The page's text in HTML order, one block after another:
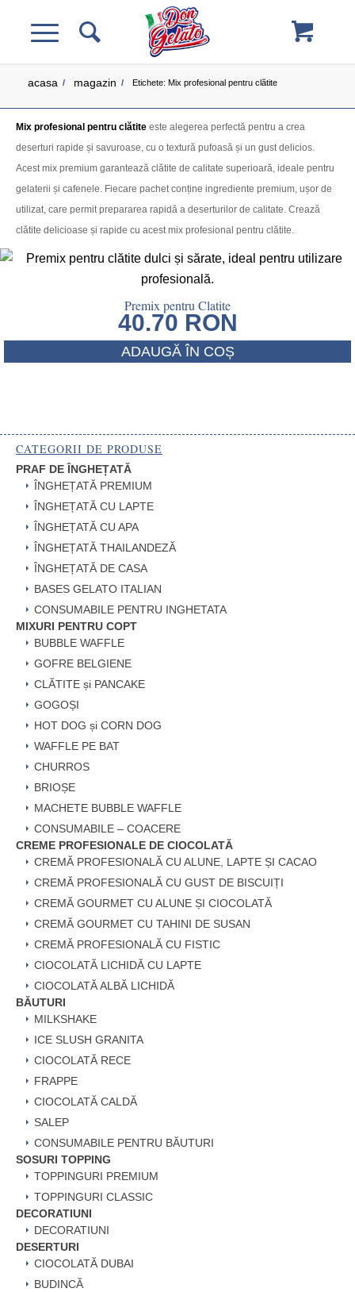
acasa / magazin / Etichete: Mix profesional pentru clătite
Mix profesional pentru clătite este alegerea perfectă pentru a crea
deserturi rapide și savuroase, cu o textură pufoasă și un gust delicios.
Acest mix premium garantează clătite de calitate superioară, ideale pentru
gelaterii și cafenele. Fiecare pachet conține ingrediente premium, ușor de
utilizat, care permit prepararea rapidă a deserturilor de calitate. Crează
clătite delicioase și rapide cu acest mix profesional pentru clătite.
Premix pentru Clatite
40.70 RON
ADAUGĂ ÎN COȘ
CATEGORII DE PRODUSE
PRAF DE ÎNGHEȚATĂ
ÎNGHEȚATĂ PREMIUM
ÎNGHEȚATĂ CU LAPTE
ÎNGHEȚATĂ CU APA
ÎNGHEȚATĂ THAILANDEZĂ
ÎNGHEȚATĂ DE CASA
BASES GELATO ITALIAN
CONSUMABILE PENTRU INGHETATA
MIXURI PENTRU COPT
BUBBLE WAFFLE
GOFRE BELGIENE
CLĂTITE și PANCAKE
GOGOȘI
HOT DOG și CORN DOG
WAFFLE PE BAT
CHURROS
BRIOȘE
MACHETE BUBBLE WAFFLE
CONSUMABILE – COACERE
CREME PROFESIONALE DE CIOCOLATĂ
CREMĂ PROFESIONALĂ CU ALUNE, LAPTE ȘI CACAO
CREMĂ PROFESIONALĂ CU GUST DE BISCUIȚI
CREMĂ GOURMET CU ALUNE ȘI CIOCOLATĂ
CREMĂ GOURMET CU TAHINI DE SUSAN
CREMĂ PROFESIONALĂ CU FISTIC
CIOCOLATĂ LICHIDĂ CU LAPTE
CIOCOLATĂ ALBĂ LICHIDĂ
BĂUTURI
MILKSHAKE
ICE SLUSH GRANITA
CIOCOLATĂ RECE
FRAPPE
CIOCOLATĂ CALDĂ
SALEP
CONSUMABILE PENTRU BĂUTURI
SOSURI TOPPING
TOPPINGURI PREMIUM
TOPPINGURI CLASSIC
DECORATIUNI
DECORATIUNI
DESERTURI
CIOCOLATĂ DUBAI
BUDINCĂ